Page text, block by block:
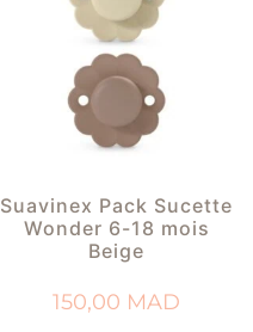
Suavinex Pack Sucette
Wonder 6-18 mois
Beige
150,00 MAD